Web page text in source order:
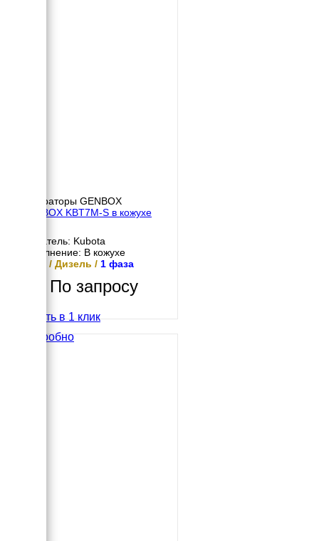
Генераторы GENBOX
GENBOX KBT7M-S в кожухе
Двигатель: Kubota
Исполнение: В кожухе
7 кВт / Дизель / 1 фаза
По запросу
Купить в 1 клик
Подробно